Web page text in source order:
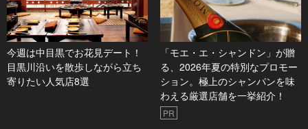
今週は中目黒でお花見デート！
目黒川沿いを散歩しながら立ち
寄りたい人気店8選
「モエ・エ・シャンドン」が贈
る、2026年夏の特別なプロモー
ション。極上のシャンパンを味
わえる厳選店舗を一挙紹介！
PR